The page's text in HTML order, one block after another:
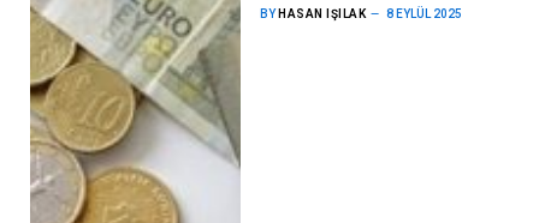
BY HASAN IŞILAK 8 EYLÜL 2025